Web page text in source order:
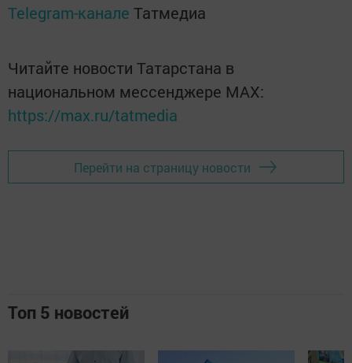
Telegram-канале Татмедиа
Читайте новости Татарстана в
национальном мессенджере MАХ:
https://max.ru/tatmedia
Перейти на страницу новости
Топ 5 новостей